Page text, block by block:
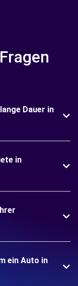
Dauer in
in
ein Auto in